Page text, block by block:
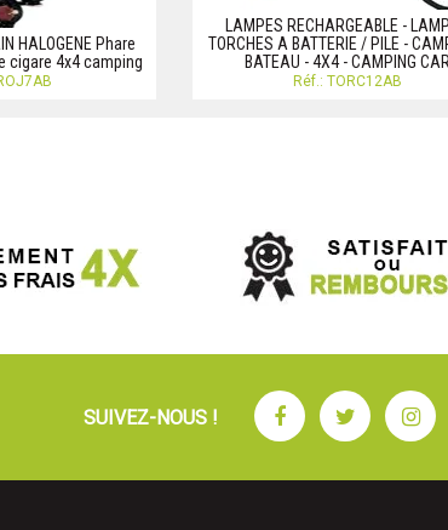
HALOGENE Phare
cigare 4x4 camping
LAMPES RECHARGEABLE -
TORCHES A BATTERIE / PILE -
BATEAU - 4X4 - CAMPING
Réf.: TORC12AB
SUIVEZ-NOUS ! FacebookTwitter